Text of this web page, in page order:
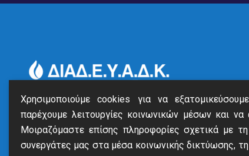
Λεωφ. Γ. Βεργωτή 63, Αργοστόλι, 28100
Τηλ:26710 23064
Fax: 26710 24668
Χρησιμοποιούμε cookies για να
παρέχουμε λειτουργίες κοινωνικών μέσων και
Μοιραζόμαστε επίσης πληροφορίες σχετικά με
συνεργάτες μας στα μέσα κοινωνικής δικτύωσης, τη